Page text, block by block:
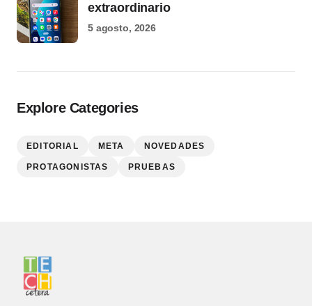
extraordinario
5 agosto, 2026
Explore Categories
EDITORIAL META NOVEDADES
PROTAGONISTAS PRUEBAS